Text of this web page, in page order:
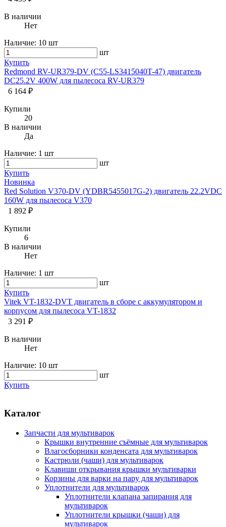
В наличии
Нет
Наличие: 10 шт
шт
Купить
Redmond RV-UR379-DV (C55-LS3415040T-47) двигатель
DC25.2V 400W для пылесоса RV-UR379
6 164 ₽
Купили
20
В наличии
Да
Наличие: 1 шт
шт
Купить
Новинка
Red Solution V370-DV (YDBR5455017G-2) двигатель 22.2VDC
160W для пылесоса V370
1 892 ₽
Купили
6
В наличии
Нет
Наличие: 1 шт
шт
Купить
Vitek VT-1832-DVT двигатель в сборе с аккумулятором и
корпусом для пылесоса VT-1832
3 291 ₽
В наличии
Нет
Наличие: 10 шт
шт
Купить
Каталог
Запчасти для мультиварок
Крышки внутренние съёмные для мультиварок
Влагосборники конденсата для мультиварок
Кастрюли (чаши) для мультиварок
Клавиши открывания крышки мультиварки
Корзины для варки на пару для мультиварок
Уплотнители для мультиварок
Уплотнители клапана запирания для
мультиварок
Уплотнители крышки (чаши) для
мультиварок